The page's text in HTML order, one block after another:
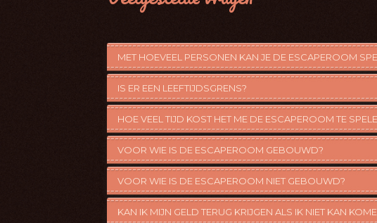
MET HOEVEEL PERSONEN KAN JE DE ESCAPEROOM
IS ER EEN LEEFTIJDSGRENS?
HOE VEEL TIJD KOST HET ME DE ESCAPEROOM TE
VOOR WIE IS DE ESCAPEROOM GEBOUWD?
VOOR WIE IS DE ESCAPEROOM NIET GEBOUWD?
KAN IK MIJN GELD TERUG KRIJGEN ALS IK NIET KAN